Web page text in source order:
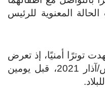
المعنوية للرئيس
توترًا أمنيًا، إذ تعرض
لمحاولة انقلاب في 31 مارس/آذار 2021، قبل يومين